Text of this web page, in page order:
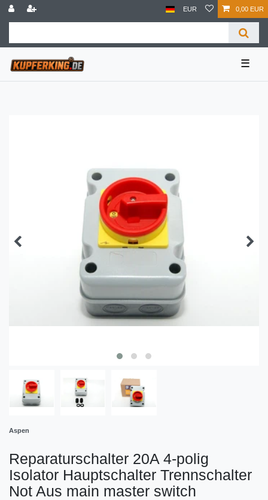
EUR 0,00 EUR
☰
Aspen
Reparaturschalter 20A 4-polig
Isolator Hauptschalter Trennschalter
Not Aus main master switch